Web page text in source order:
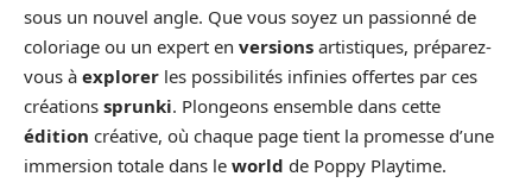
sous un nouvel angle. Que vous soyez un passionné de
coloriage ou un expert en versions artistiques, préparez-
vous à explorer les possibilités infinies offertes par ces
créations sprunki. Plongeons ensemble dans cette
édition créative, où chaque page tient la promesse d’une
immersion totale dans le world de Poppy Playtime.